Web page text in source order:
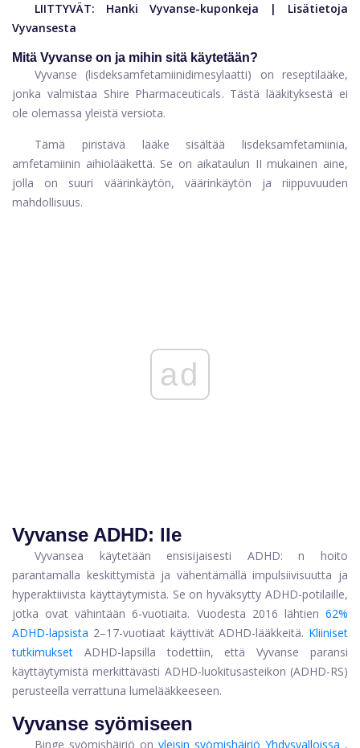
LIITTYVÄT: Hanki Vyvanse-kuponkeja |
Lisätietoja
Vyvansesta
Mitä Vyvanse on ja mihin sitä käytetään?
Vyvanse (lisdeksamfetamiinidimesylaatti) on reseptilääke,
jonka valmistaa Shire Pharmaceuticals. Tästä lääkityksestä ei
ole olemassa yleistä versiota.
Tämä piristävä lääke sisältää lisdeksamfetamiinia,
amfetamiinin aihiolääkettä. Se on aikataulun II mukainen aine,
jolla on suuri väärinkäytön, väärinkäytön ja riippuvuuden
mahdollisuus.
ad
Vyvanse ADHD: lle
Vyvansea käytetään ensisijaisesti
ADHD: n hoito
parantamalla keskittymistä ja vähentämällä impulsiivisuutta ja
hyperaktiivista käyttäytymistä. Se on hyväksytty ADHD-potilaille,
jotka ovat vähintään 6-vuotiaita. Vuodesta 2016 lähtien 62%
ADHD-lapsista 2–17-vuotiaat käyttivät ADHD-lääkkeitä. Kliiniset
tutkimukset
ADHD-lapsilla todettiin, että Vyvanse paransi
käyttäytymistä merkittävästi ADHD-luokitusasteikon (ADHD-RS)
perusteella verrattuna lumelääkkeeseen.
Vyvanse syömiseen
Binge syömishäiriö on yleisin syömishäiriö Yhdysvalloissa ,